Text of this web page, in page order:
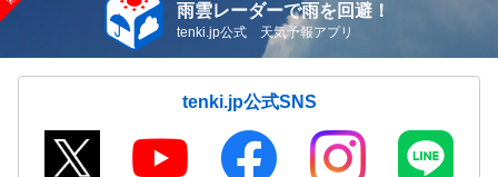
雨雲レーダーで雨を回避！
tenki.jp公式 天気予報アプリ
tenki.jp公式SNS